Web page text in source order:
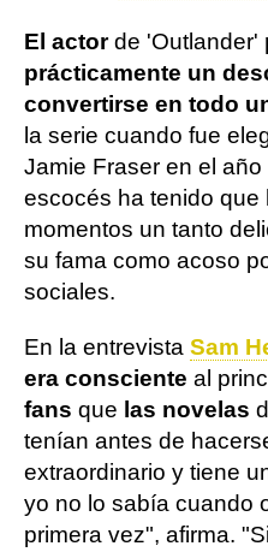
El actorde 'Outlander'
prácticamente un
convertirse en todo
la serie cuando fue
Jamie Fraser en el
escocés ha tenido que
momentos un tanto
su fama como acoso
sociales.
En la entrevista Sam
era consciente al
fans que las novelas
tenían antes de
extraordinario y tiene
yo no lo sabía cuando
primera vez", afirma.